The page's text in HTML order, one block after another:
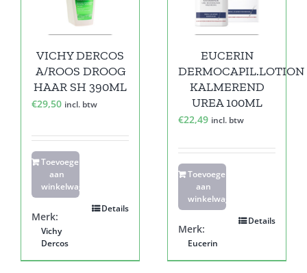
VICHY DERCOS
A/ROOS DROOG
HAAR SH 390ML
€29,50 incl. btw
Toevoegen
aan
winkelwagen
Details
Merk:
Vichy
Dercos
EUCERIN
DERMOCAPIL.LOTION
KALMEREND
UREA 100ML
€22,49 incl. btw
Toevoegen
aan
winkelwagen
Details
Merk:
Eucerin